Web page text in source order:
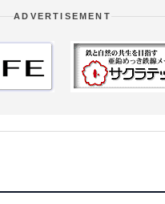
ADVERTISEMENT